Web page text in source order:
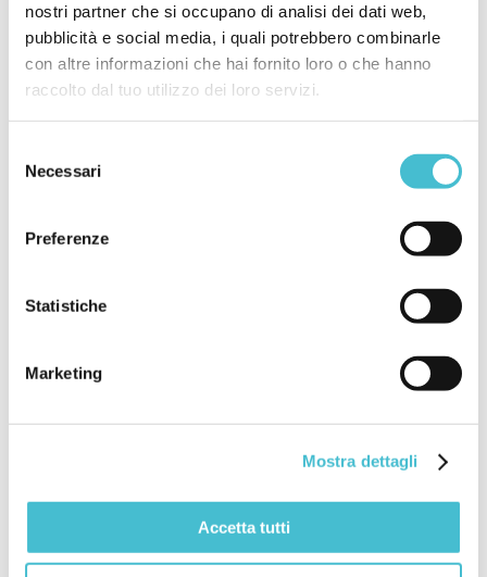
nostri partner che si occupano di analisi dei dati web,
pubblicità e social media, i quali potrebbero combinarle
con altre informazioni che hai fornito loro o che hanno
raccolto dal tuo utilizzo dei loro servizi.
delNecessari
Preferenze
Statistiche
Marketing
Mostra dettagli
Accetta tutti
Non preferential origin list rules
EBTI + BOI list
ROSA Rules of Origin Self-
Assessment
Market Access Map
Costi di partecipazione